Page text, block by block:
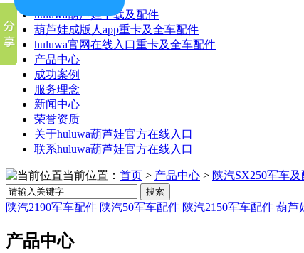
huluwa葫芦娃下载及配件
葫芦娃成版人app重卡及全车配件
huluwa官网在线入口重卡及全车配件
产品中心
成功案例
服务理念
新闻中心
荣誉资质
关于huluwa葫芦娃官方在线入口
联系huluwa葫芦娃官方在线入口
当前位置： 首页 > 产品中心 > 陕汽SX250军车
搜索
陕汽2190军车配件 陕汽50军车配件 陕汽2150军车配件 葫芦
产品中心